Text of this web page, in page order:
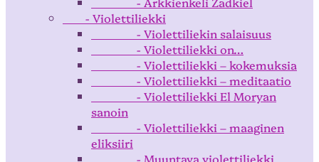
- Violettiliekki
- Violettiliekin salaisuus
- Violettiliekki on…
- Violettiliekki – kokemuksia
- Violettiliekki – meditaatio
- Violettiliekki El Moryan
sanoin
- Violettiliekki – maaginen
eliksiiri
- Muuntava violettiliekki